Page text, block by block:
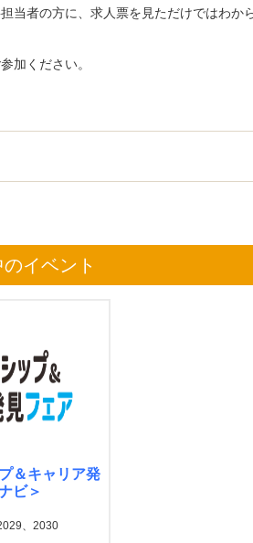
当者の方に、求人票を見ただけではわ
加ください。
イベント
＆キャリア発
ビ＞
、2030